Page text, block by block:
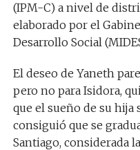
(IPM-C) a nivel de
elaborado por el
Desarrollo Social
El deseo de Yaneth
pero no para Isidora,
que el sueño de su hija
consiguió que se
Santiago, considerada